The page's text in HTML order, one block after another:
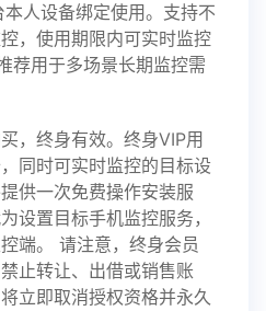
人设备绑定使用。支持不
，使用期限内可实时监控
荐用于多场景长期监控需
，终身有效。终身VIP用
同时可实时监控的目标设
供一次免费操作安装服
设置目标手机监控服务，
端。 请注意，终身会员
止转让、出借或销售账
立即取消授权资格并永久